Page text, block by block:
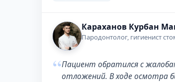
Караханов Курбан
Пародонтолог, гигиенист
“Пациент обратился с
отложений. В ходе осмотра